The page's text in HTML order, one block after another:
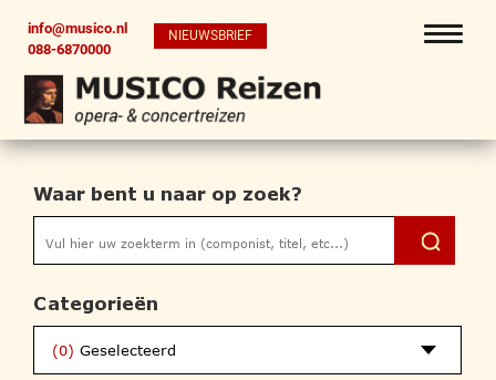
info@musico.nl
088-6870000
NIEUWSBRIEF
Waar bent u naar op zoek?
Categorieën
(0) Geselecteerd